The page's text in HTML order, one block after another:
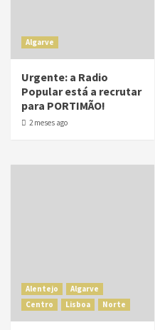
Algarve
Urgente: a Radio
Popular está a recrutar
para PORTIMÃO!
2 meses ago
Alentejo
Algarve
Centro
Lisboa Norte